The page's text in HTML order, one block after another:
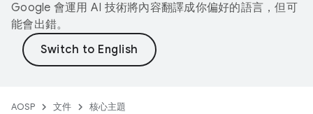
Google 會運用 AI 技術將內容翻譯成你偏好的語言，但可
能會出錯。
AOSP 文件 核心主題